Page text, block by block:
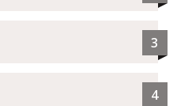
3
4